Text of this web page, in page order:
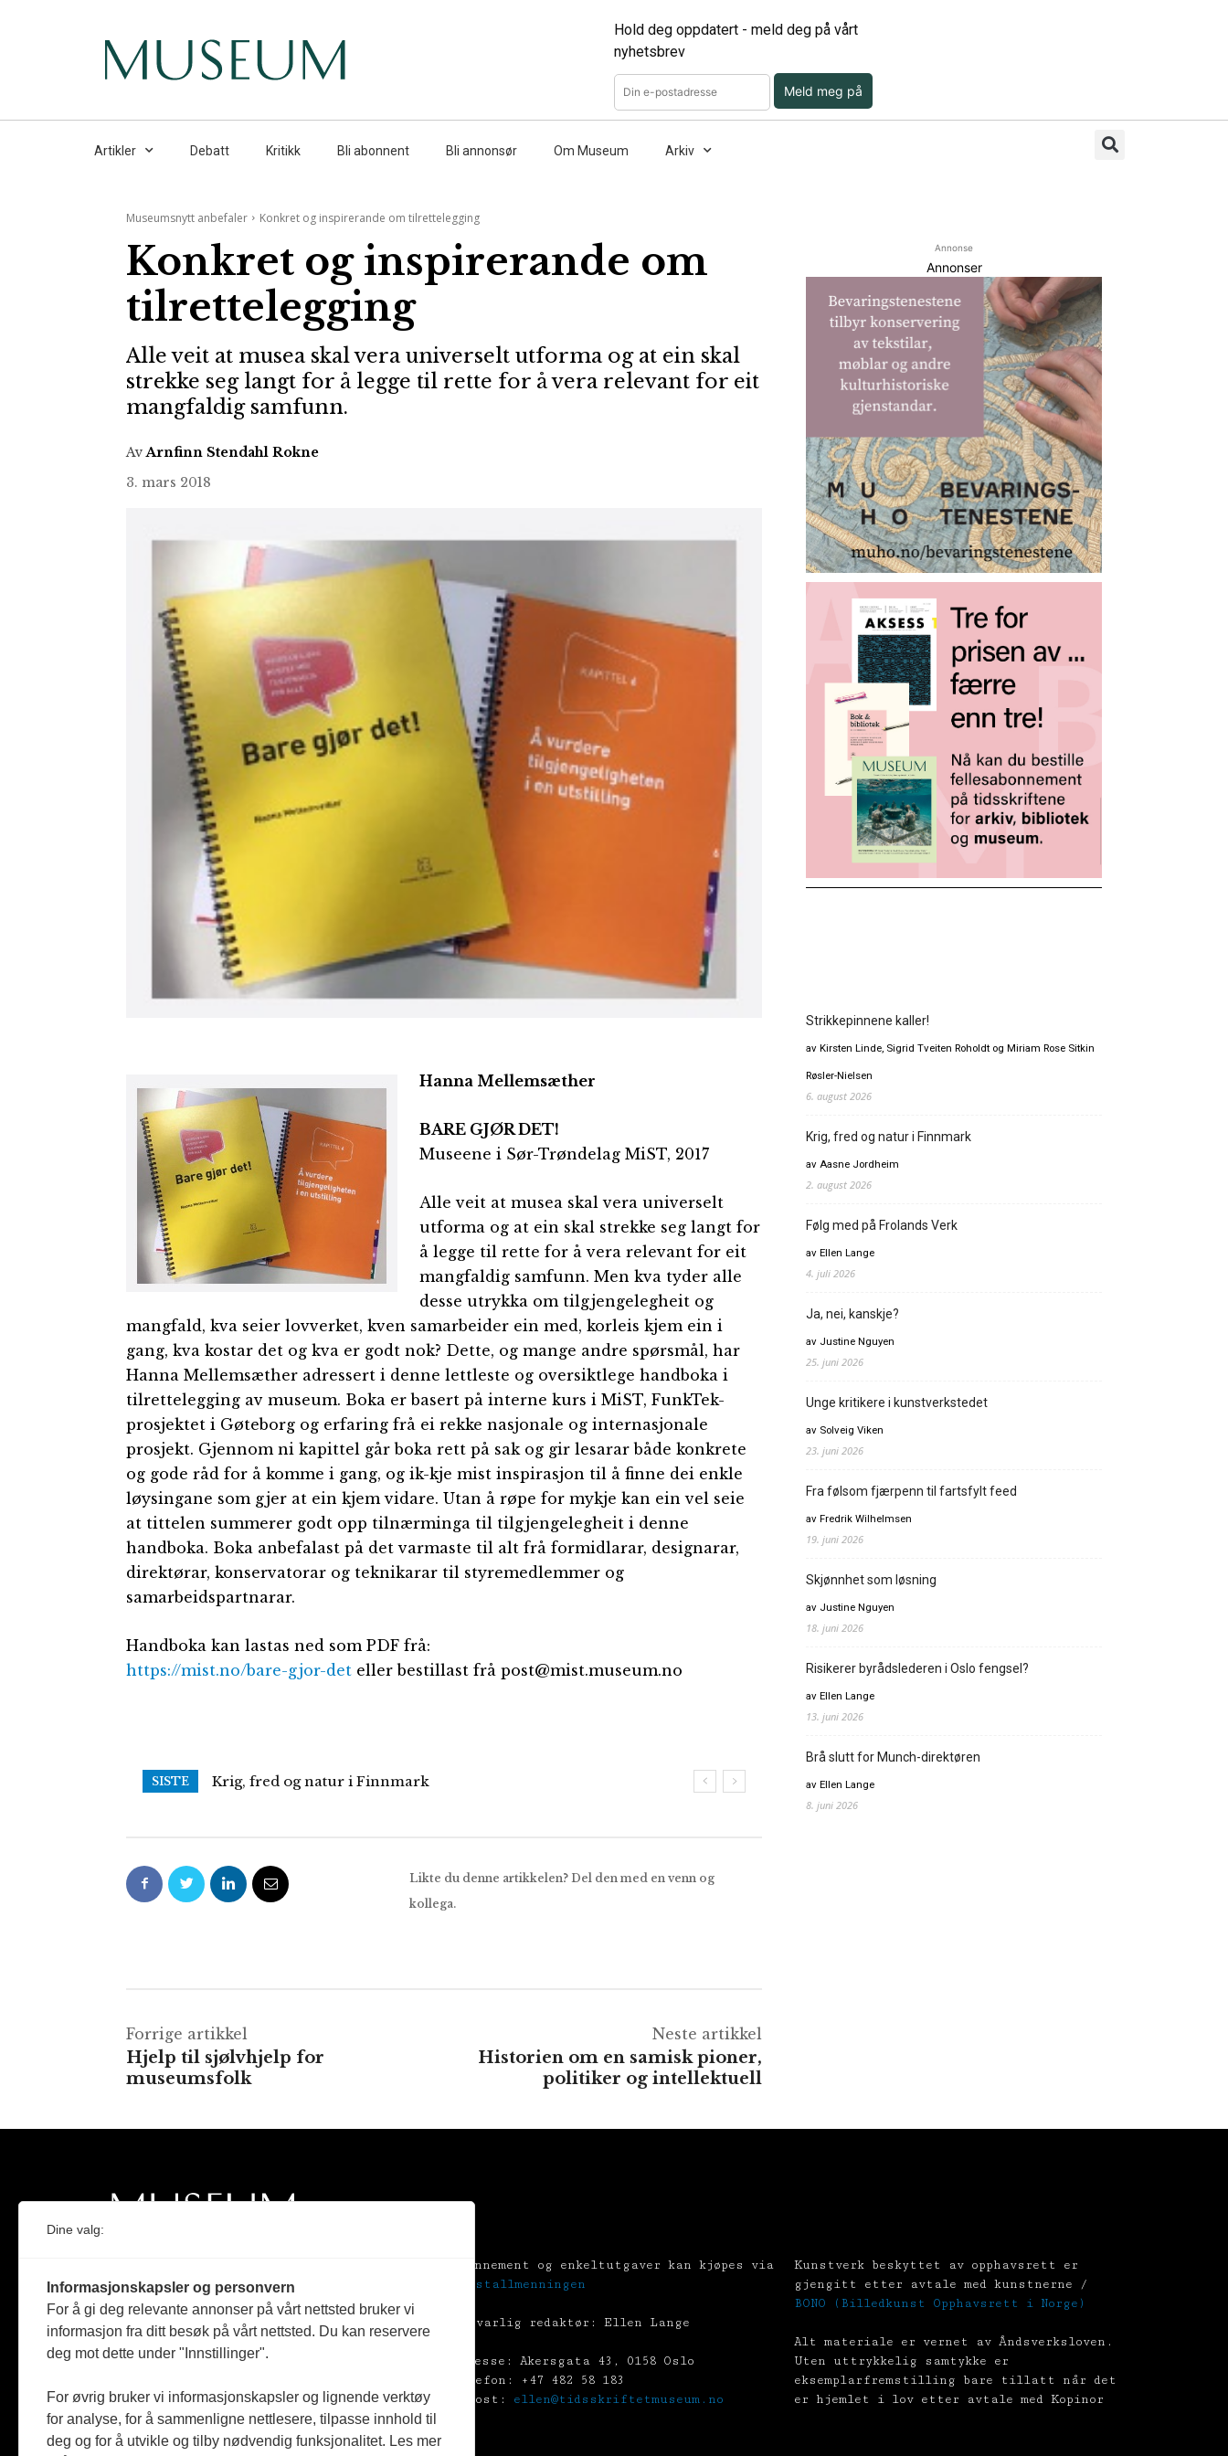
Hold deg oppdatert - meld deg på vårt
nyhetsbrev
Meld meg på
Artikler Debatt Kritikk Bli abonnent Bli annonsør Om Museum Arkiv
Museumsnytt anbefaler Konkret og inspirerande om tilrettelegging
Konkret og inspirerande om
tilrettelegging
Alle veit at musea skal vera universelt utforma og at ein skal
strekke seg langt for å legge til rette for å vera relevant for eit
mangfaldig samfunn.
Av Arnfinn Stendahl Rokne
3. mars 2018
Hanna Mellemsæther
BARE GJØR DET!
Museene i Sør-Trøndelag MiST, 2017
Alle veit at musea skal vera universelt
utforma og at ein skal strekke seg langt for
å legge til rette for å vera relevant for eit
mangfaldig samfunn. Men kva tyder alle
desse utrykka om tilgjengelegheit og
mangfald, kva seier lovverket, kven samarbeider ein med, korleis kjem ein i
gang, kva kostar det og kva er godt nok? Dette, og mange andre spørsmål, har
Hanna Mellemsæther adressert i denne lettleste og oversiktlege handboka i
tilrettelegging av museum. Boka er basert på interne kurs i MiST, FunkTek-
prosjektet i Gøteborg og erfaring frå ei rekke nasjonale og internasjonale
prosjekt. Gjennom ni kapittel går boka rett på sak og gir lesarar både konkrete
og gode råd for å komme i gang, og ik-kje mist inspirasjon til å finne dei enkle
løysingane som gjer at ein kjem vidare. Utan å røpe for mykje kan ein vel seie
at tittelen summerer godt opp tilnærminga til tilgjengelegheit i denne
handboka. Boka anbefalast på det varmaste til alt frå formidlarar, designarar,
direktørar, konservatorar og teknikarar til styremedlemmer og
samarbeidspartnarar.
Handboka kan lastas ned som PDF frå:
https://mist.no/bare-gjor-det eller bestillast frå post@mist.museum.no
SISTE Krig, fred og natur i Finnmark
Likte du denne artikkelen? Del den med en venn og
kollega.
Forrige artikkel
Hjelp til sjølvhjelp for
museumsfolk
Neste artikkel
Historien om en samisk pioner,
politiker og intellektuell
Annonse
Annonser
Strikkepinnene kaller!
av Kirsten Linde, Sigrid Tveiten Roholdt og Miriam Rose Sitkin
Røsler-Nielsen
6. august 2026
Krig, fred og natur i Finnmark
av Aasne Jordheim
2. august 2026
Følg med på Frolands Verk
av Ellen Lange
4. juli 2026
Ja, nei, kanskje?
av Justine Nguyen
25. juni 2026
Unge kritikere i kunstverkstedet
av Solveig Viken
23. juni 2026
Fra følsom fjærpenn til fartsfylt feed
av Fredrik Wilhelmsen
19. juni 2026
Skjønnhet som løsning
av Justine Nguyen
18. juni 2026
Risikerer byrådslederen i Oslo fengsel?
av Ellen Lange
13. juni 2026
Brå slutt for Munch-direktøren
av Ellen Lange
8. juni 2026
Medlem i Norsk tidsskriftforening og
Fagpressen
Støttet av Kulturrådet og Norges
Følger Redaktørplakaten og Vær Varsom-
plakaten
Abonnement og enkeltutgaver kan kjøpes via
Tekstallmenningen
Ansvarlig redaktør: Ellen Lange
Adresse: Akersgata 43, 0158 Oslo
Telefon: +47 482 58 183
E-post: ellen@tidsskriftetmuseum.no
Kunstverk beskyttet av opphavsrett er
gjengitt etter avtale med kunstnerne /
BONO (Billedkunst Opphavsrett i Norge)
Alt materiale er vernet av Åndsverksloven.
Uten uttrykkelig samtykke er
eksemplarfremstilling bare tillatt når det
er hjemlet i lov etter avtale med Kopinor
Dine valg:
Informasjonskapsler og personvern
For å gi deg relevante annonser på vårt nettsted bruker vi
informasjon fra ditt besøk på vårt nettsted. Du kan reservere
deg mot dette under "Innstillinger".
For øvrig bruker vi informasjonskapsler og lignende verktøy
for analyse, for å sammenligne nettlesere, tilpasse innhold til
deg og for å utvikle og tilby nødvendig funksjonalitet. Les mer